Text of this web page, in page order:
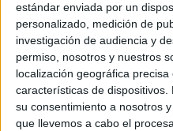
estándar enviada por un
personalizado, medición de
investigación de audiencia y
permiso, nosotros y nuestros
localización geográfica
características de
su consentimiento a nosotros
que llevemos a cabo el
Muchas Gracias
Inicio
Etiquetas: La universidad - un